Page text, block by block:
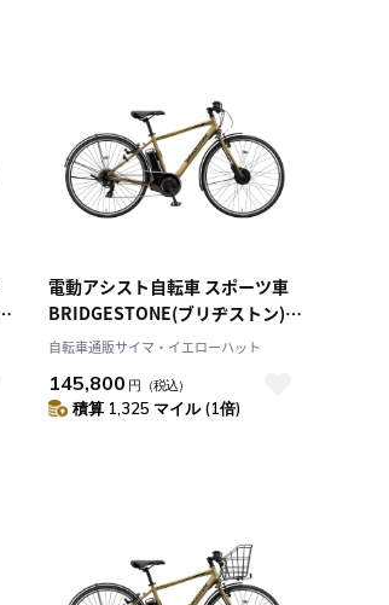
電動アシスト自転車 スポーツ車
BRIDGESTONE(ブリヂストン)
TB1e T.Xランドベージュ 27イン
自転車通販サイマ・イエローハット
145,800 円 （税込）
積算 1,325 マイル (1倍)